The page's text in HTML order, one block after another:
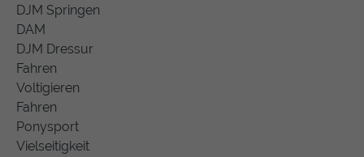
DJM Springen
DAM
DJM Dressur
Fahren
Voltigieren
Fahren
Ponysport
Vielseitigkeit